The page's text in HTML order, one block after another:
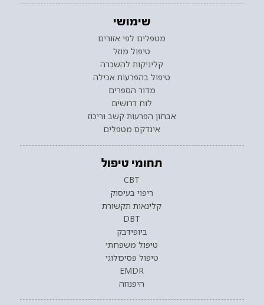
שימושי
מטפלים לפי אזורים
טיפול מוזל
קליניקות להשכרה
טיפול בהפרעות אכילה
מדור הספרים
לוח דרושים
אבחון הפרעות קשב וריכוז
אינדקס מטפלים
תחומי טיפול
CBT
ריפוי בעיסוק
קלינאות תקשורת
DBT
ביופידבק
טיפול משפחתי
טיפול פסיכולוגי
EMDR
היפנוזה